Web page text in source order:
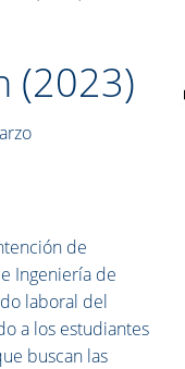
(2023)
de
Ingeniería de
laboral del
a los estudiantes
buscan las